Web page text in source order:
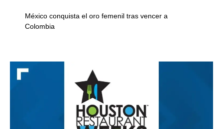
México conquista el oro femenil tras vencer a
Colombia